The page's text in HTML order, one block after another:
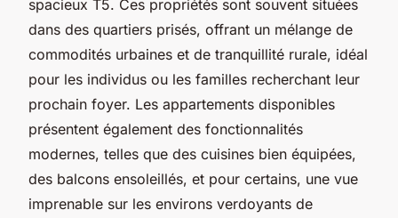
spacieux T5. Ces propriétés sont souvent situées
dans des quartiers prisés, offrant un mélange de
commodités urbaines et de tranquillité rurale, idéal
pour les individus ou les familles recherchant leur
prochain foyer. Les appartements disponibles
présentent également des fonctionnalités
modernes, telles que des cuisines bien équipées,
des balcons ensoleillés, et pour certains, une vue
imprenable sur les environs verdoyants de